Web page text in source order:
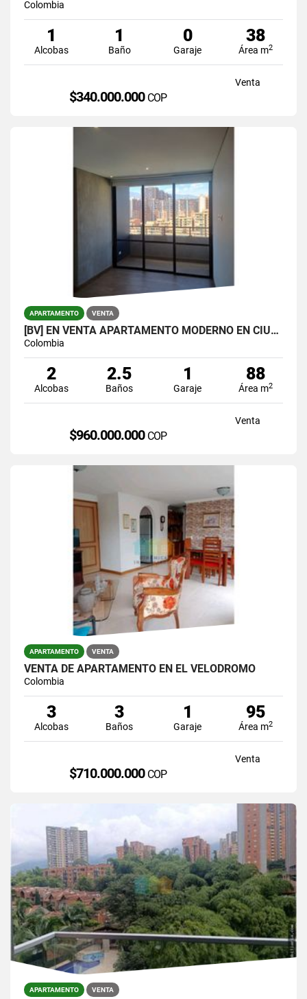
Colombia
1
Alcobas
1
Baño
0
Garaje
38
Área m2
Venta
$340.000.000 COP
APARTAMENTO VENTA
[BV] EN VENTA APARTAMENTO MODERNO EN CIUDAD DEL RÍO, MEDELLÍN
Colombia
2
Alcobas
2.5
Baños
1
Garaje
88
Área m2
Venta
$960.000.000 COP
APARTAMENTO VENTA
VENTA DE APARTAMENTO EN EL VELODROMO
Colombia
3
Alcobas
3
Baños
1
Garaje
95
Área m2
Venta
$710.000.000 COP
APARTAMENTO VENTA